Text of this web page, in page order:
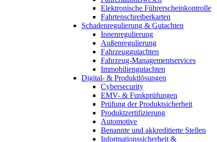
Elektronische Führerscheinkontrolle
Fahrtenschreiberkarten
Schadenregulierung & Gutachten
Innenregulierung
Außenregulierung
Fahrzeuggutachten
Fahrzeug-Managementservices
Immobiliengutachten
Digital- & Produktlösungen
Cybersecurity
EMV- & Funkprüfungen
Prüfung der Produktsicherheit
Produktzertifizierung
Automotive
Benannte und akkreditierte Stellen
Informationssicherheit &